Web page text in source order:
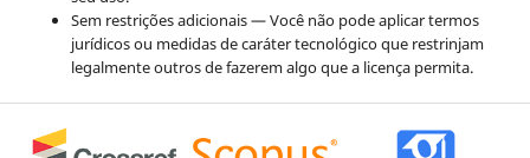
Sem restrições adicionais — Você não pode aplicar termos
jurídicos ou medidas de caráter tecnológico que restrinjam
legalmente outros de fazerem algo que a licença permita.